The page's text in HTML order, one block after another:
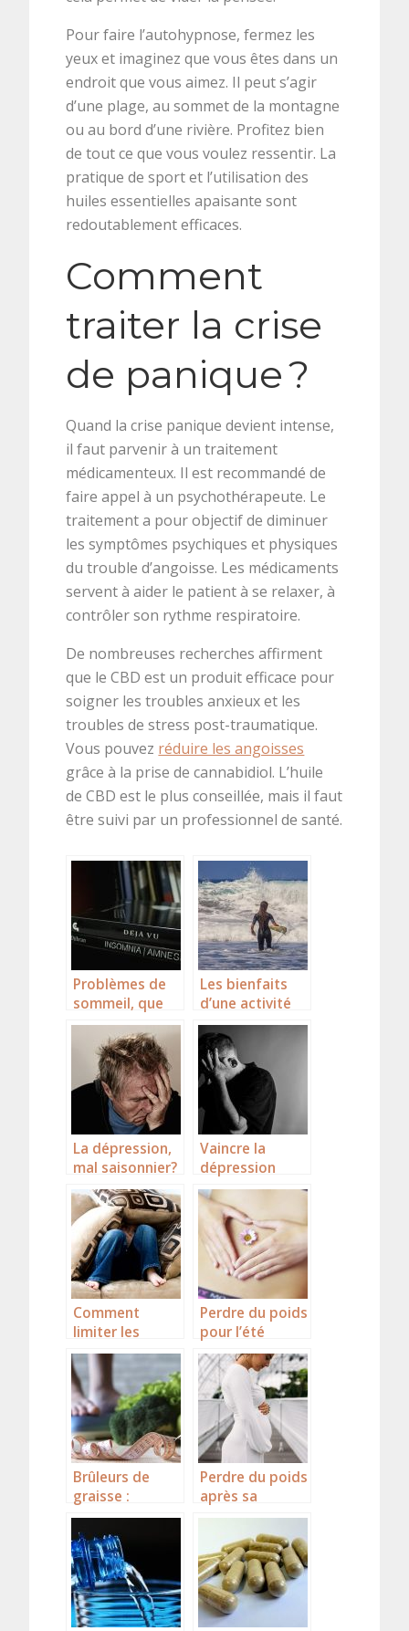
Pour faire l’autohypnose, fermez les
yeux et imaginez que vous êtes dans un
endroit que vous aimez. Il peut s’agir
d’une plage, au sommet de la montagne
ou au bord d’une rivière. Profitez bien
de tout ce que vous voulez ressentir. La
pratique de sport et l’utilisation des
huiles essentielles apaisante sont
redoutablement efficaces.
Comment
traiter la crise
de panique ?
Quand la crise panique devient intense,
il faut parvenir à un traitement
médicamenteux. Il est recommandé de
faire appel à un psychothérapeute. Le
traitement a pour objectif de diminuer
les symptômes psychiques et physiques
du trouble d’angoisse. Les médicaments
servent à aider le patient à se relaxer, à
contrôler son rythme respiratoire.
De nombreuses recherches affirment
que le CBD est un produit efficace pour
soigner les troubles anxieux et les
troubles de stress post-traumatique.
Vous pouvez réduire les angoisses
grâce à la prise de cannabidiol. L’huile
de CBD est le plus conseillée, mais il faut
être suivi par un professionnel de santé.
Problèmes de
sommeil, que
faire?
Les bienfaits
d’une activité
sportive sur le
psychique
La dépression,
mal saisonnier?
Vaincre la
dépression
Comment
limiter les
angoisses?
Perdre du poids
pour l’été
Brûleurs de
graisse :
Efficace ou
Intox ?
Perdre du poids
après sa
grossesse,
comment faire
?